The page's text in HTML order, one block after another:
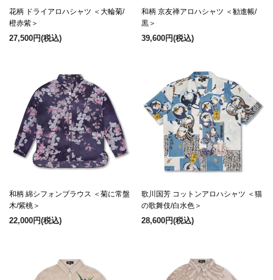
花柄 ドライアロハシャツ ＜大輪菊/
橙赤紫＞
27,500円(税込)
和柄 京友禅アロハシャツ ＜勧進帳/
黒＞
39,600円(税込)
和柄 綿シフォンブラウス ＜菊に常盤
木/紫桃＞
22,000円(税込)
歌川国芳 コットンアロハシャツ ＜猫
の歌舞伎/白水色＞
28,600円(税込)